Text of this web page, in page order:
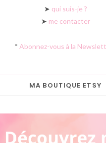
➤ qui suis-je ?
➤ me contacter
* Abonnez-vous à la
MA BOUTIQUE ETSY